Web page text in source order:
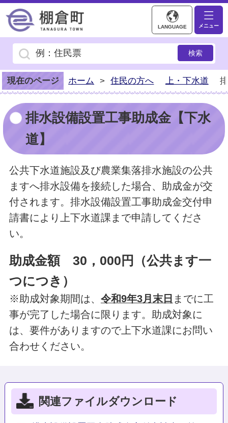
棚倉町ホームページ
LANGUAGE メニュー
現在のページ ホーム > 住民の方へ 上・下水道
排水設備設置工事助成金【下水
道】
公共下水道施設及び農業集落排水施設の公共
ますへ排水設備を接続した場合、助成金が交
付されます。排水設備設置工事助成金交付申
請書により上下水道課まで申請してくださ
い。
助成金額 30，000円（公共ます一
つにつき）
※助成対象期間は、 令和9年3月末日 までに工
事が完了した場合に限ります。助成対象に
は、要件がありますので上下水道課にお問い
合わせください。
関連ファイルダウンロード